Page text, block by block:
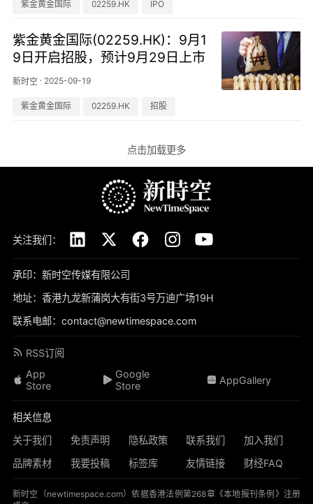
紫金黄金国际 02259.HK IPO
紫金黄金国际(02259.HK)：9月1
9日开启招股，预计9月29日上市
新时空 · 2025-09-19
紫金黄金国际 02259.HK 招股
点击加载更多
关注我们：
承印：新时空传媒有限公司
地址：香港九龙新蒲岗大有街3号万迪广场19H
联系电邮：contact@newtimespace.com
RSS订阅
App
Store
Google
Store
AppGallery
相关信息
关于我们
免责声明 隐私政策 联系我们
加入我们
品牌素材
我要投稿 标签库 友情链接 财经FAQ
新时空（newtimespace.com）依据香港法例第268章《本地报刊条例》注册